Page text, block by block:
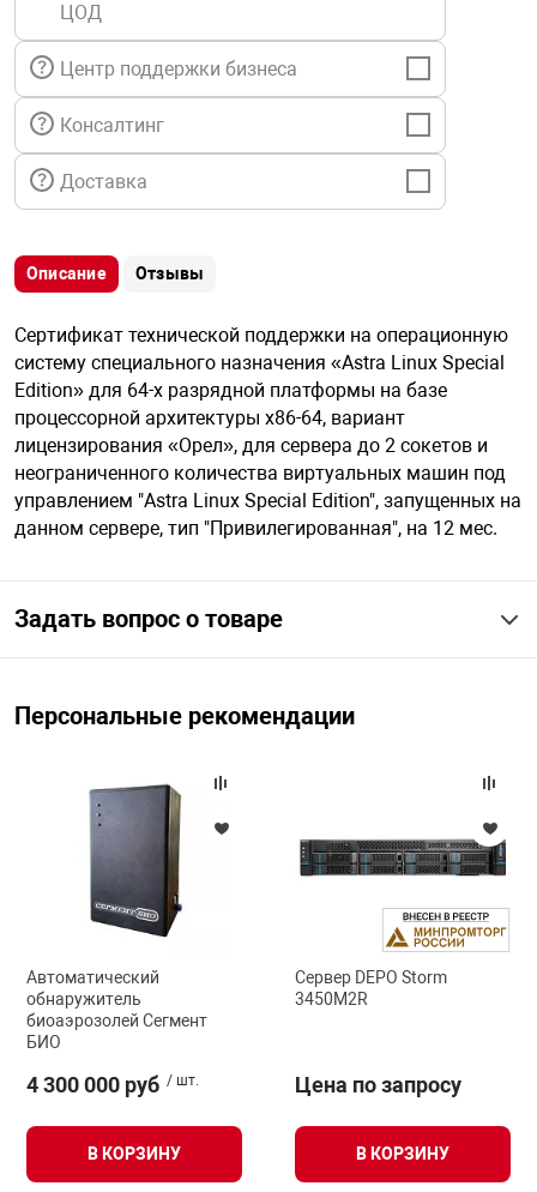
техника
автомобили
информации
средства охраны
ключи
сигнализации
безопасность
ЦОД
Центр поддержки бизнеса
Консалтинг
Доставка
Описание Отзывы
Сертификат технической поддержки на операционную
систему специального назначения «Astra Linux Special
Edition» для 64-х разрядной платформы на базе
процессорной архитектуры x86-64, вариант
лицензирования «Орел», для сервера до 2 сокетов и
неограниченного количества виртуальных машин под
управлением "Astra Linux Special Edition", запущенных на
данном сервере, тип "Привилегированная", на 12 мес.
Задать вопрос о товаре
Персональные рекомендации
Автоматический
обнаружитель
биоаэрозолей Сегмент
БИО
4 300 000 руб / шт.
В КОРЗИНУ
Сервер DEPO Storm
3450M2R
Цена по запросу
В КОРЗИНУ